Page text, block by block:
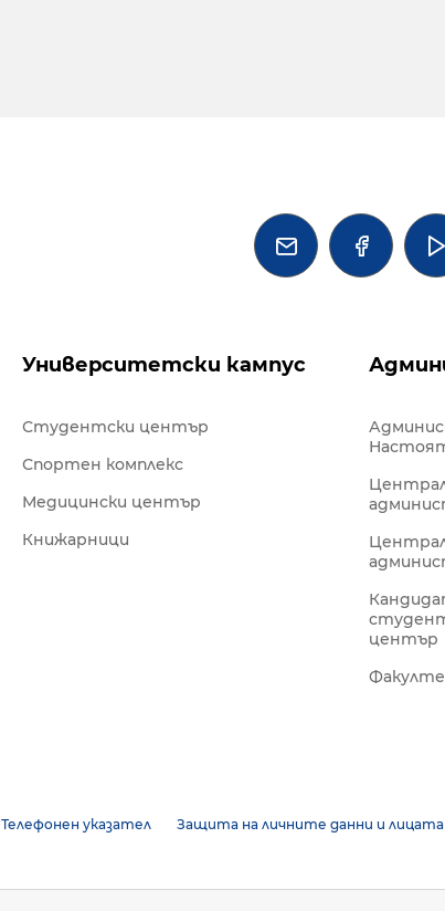
  
Университетски кампус
Студентски център
Спортен комплекс
Медицински център
Книжарници
център
Телефонен указател Защита на личните данни и лицата